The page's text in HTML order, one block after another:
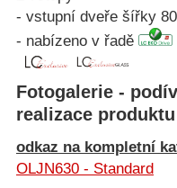
- vstupní dveře šířky
- nabízeno v řadě
Fotogalerie -
realizace produktu
odkaz na kompletní
OLJN630 - Standard